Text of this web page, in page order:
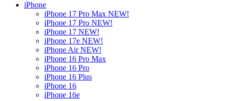
iPhone
iPhone 17 Pro Max NEW!
iPhone 17 Pro NEW!
iPhone 17 NEW!
iPhone 17e NEW!
iPhone Air NEW!
iPhone 16 Pro Max
iPhone 16 Pro
iPhone 16 Plus
iPhone 16
iPhone 16e